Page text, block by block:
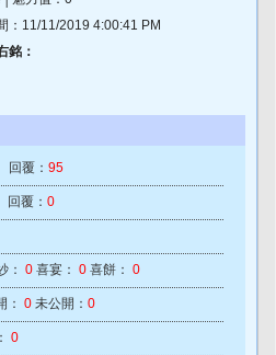
：11/11/2019 4:00:41 PM
銘：
回覆： 95
回覆： 0
： 0 喜宴： 0 喜餅： 0
： 0 未公開： 0
0